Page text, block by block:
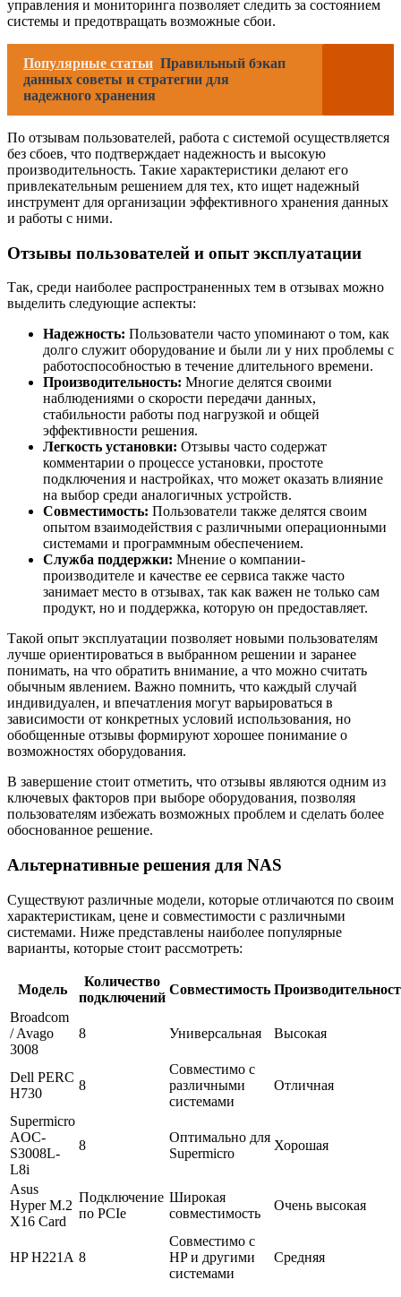
управления и мониторинга позволяет следить за состоянием
системы и предотвращать возможные сбои.
Популярные статьи Правильный бэкап
данных советы и стратегии для
надежного хранения
По отзывам пользователей, работа с системой осуществляется
без сбоев, что подтверждает надежность и высокую
производительность. Такие характеристики делают его
привлекательным решением для тех, кто ищет надежный
инструмент для организации эффективного хранения данных
и работы с ними.
Отзывы пользователей и опыт эксплуатации
Так, среди наиболее распространенных тем в отзывах можно
выделить следующие аспекты:
Надежность: Пользователи часто упоминают о том, как
долго служит оборудование и были ли у них проблемы с
работоспособностью в течение длительного времени.
Производительность: Многие делятся своими
наблюдениями о скорости передачи данных,
стабильности работы под нагрузкой и общей
эффективности решения.
Легкость установки: Отзывы часто содержат
комментарии о процессе установки, простоте
подключения и настройках, что может оказать влияние
на выбор среди аналогичных устройств.
Совместимость: Пользователи также делятся своим
опытом взаимодействия с различными операционными
системами и программным обеспечением.
Служба поддержки: Мнение о компании-
производителе и качестве ее сервиса также часто
занимает место в отзывах, так как важен не только сам
продукт, но и поддержка, которую он предоставляет.
Такой опыт эксплуатации позволяет новыми пользователям
лучше ориентироваться в выбранном решении и заранее
понимать, на что обратить внимание, а что можно считать
обычным явлением. Важно помнить, что каждый случай
индивидуален, и впечатления могут варьироваться в
зависимости от конкретных условий использования, но
обобщенные отзывы формируют хорошее понимание о
возможностях оборудования.
В завершение стоит отметить, что отзывы являются одним из
ключевых факторов при выборе оборудования, позволяя
пользователям избежать возможных проблем и сделать более
обоснованное решение.
Альтернативные решения для NAS
Существуют различные модели, которые отличаются по своим
характеристикам, цене и совместимости с различными
системами. Ниже представлены наиболее популярные
варианты, которые стоит рассмотреть:
Модель
Количество
подключений
Совместимость
Broadcom
/ Avago
3008
8 Универсальная Высокая
Dell PERC
H730
8
Совместимо с
различными
системами
Отличная
Supermicro
AOC-
S3008L-
L8i
8
Оптимально для
Supermicro
Хорошая
Asus
Hyper M.2
X16 Card
Подключение
по PCIe
Широкая
совместимость
Очень высокая
HP H221A 8
Совместимо с
HP и другими
системами
Средняя